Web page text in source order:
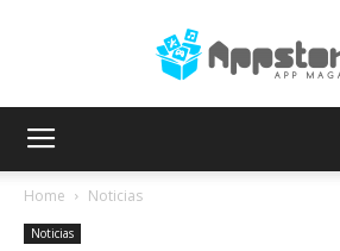
Home Noticias
Noticias